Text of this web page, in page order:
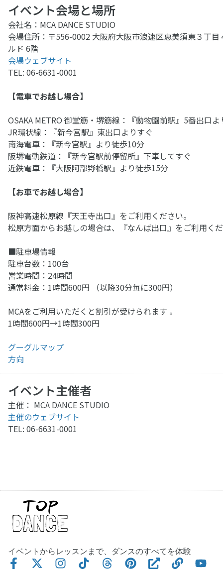
イベント会場と場所
会社名：MCA DANCE STUDIO
会場住所：〒556-0002 大阪府大阪市浪速区恵美須東３丁目
ルド 6階
会場ウェブサイト
TEL: 06-6631-0001
【電車でお越し場合】
OSAKA METRO 御堂筋・堺筋線：『動物園前駅』5番出口よ
JR環状線：『新今宮駅』東出口よりすぐ
南海電車：『新今宮駅』より徒歩10分
阪堺電軌鉄道：『新今宮駅前停留所』下車してすぐ
近鉄電車：『大阪阿部野橋駅』より徒歩15分
【お車でお越し場合】
阪神高速松原線『天王寺出口』をご利用ください。
松原方面からお越しの場合は、『なんば出口』をご利用く
■駐車場情報
駐車台数：100台
営業時間：24時間
通常料金：1時間600円 （以降30分毎に300円）
MCAをご利用いただくと割引が受けられます 。
1時間600円→1時間300円
グーグルマップ
方向
イベント主催者
主催： MCA DANCE STUDIO
主催のウェブサイト
TEL: 06-6631-0001
イベントからレッスンまで、ダンスのすべてを体験